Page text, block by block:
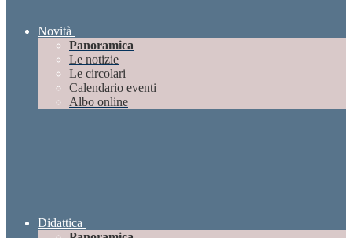
Novità
Panoramica
Le notizie
Le circolari
Calendario eventi
Albo online
Didattica